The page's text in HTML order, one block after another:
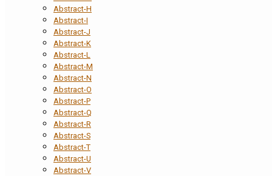
Abstract-H
Abstract-I
Abstract-J
Abstract-K
Abstract-L
Abstract-M
Abstract-N
Abstract-O
Abstract-P
Abstract-Q
Abstract-R
Abstract-S
Abstract-T
Abstract-U
Abstract-V